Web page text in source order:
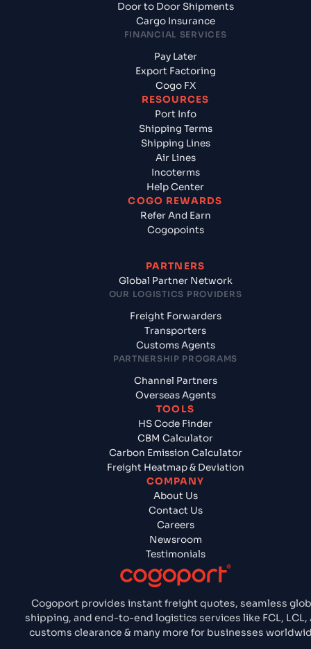
Cogoport provides instant freight quotes, seamless
shipping, and end-to-end logistics services like FCL, LCL,
customs clearance & many more for businesses
Door to Door Shipments
Cargo Insurance
FINANCIAL SERVICES
Pay Later
Export Factoring
Cogo FX
RESOURCES
Port Info
Shipping Terms
Shipping Lines
Air Lines
Incoterms
Help Center
COGO REWARDS
Refer And Earn
Cogopoints
PARTNERS
Global Partner Network
OUR LOGISTICS PROVIDERS
Freight Forwarders
Transporters
Customs Agents
PARTNERSHIP PROGRAMS
Channel Partners
Overseas Agents
TOOLS
HS Code Finder
CBM Calculator
Carbon Emission Calculator
Freight Heatmap & Deviation
COMPANY
About Us
Contact Us
Careers
Newsroom
Testimonials